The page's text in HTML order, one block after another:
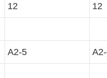
12 12
A2-5